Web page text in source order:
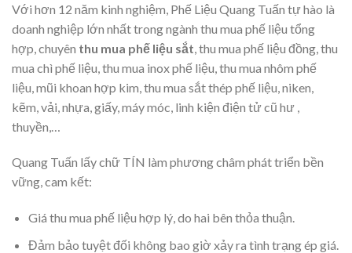
Với hơn 12 năm kinh nghiệm, Phế Liệu Quang Tuấn tự hào là
doanh nghiệp lớn nhất trong ngành thu mua phế liệu tổng
hợp, chuyên thu mua phế liệu sắt , thu mua phế liệu đồng, thu
mua chì phế liệu, thu mua inox phế liệu, thu mua nhôm phế
liệu, mũi khoan hợp kim, thu mua sắt thép phế liệu, niken,
kẽm, vải, nhựa, giấy, máy móc, linh kiện điện tử cũ hư ,
thuyền,…
Quang Tuấn lấy chữ TÍN làm phương châm phát triển bền
vững, cam kết:
Giá thu mua phế liệu hợp lý, do hai bên thỏa thuận.
Đảm bảo tuyệt đối không bao giờ xảy ra tình trạng ép giá.